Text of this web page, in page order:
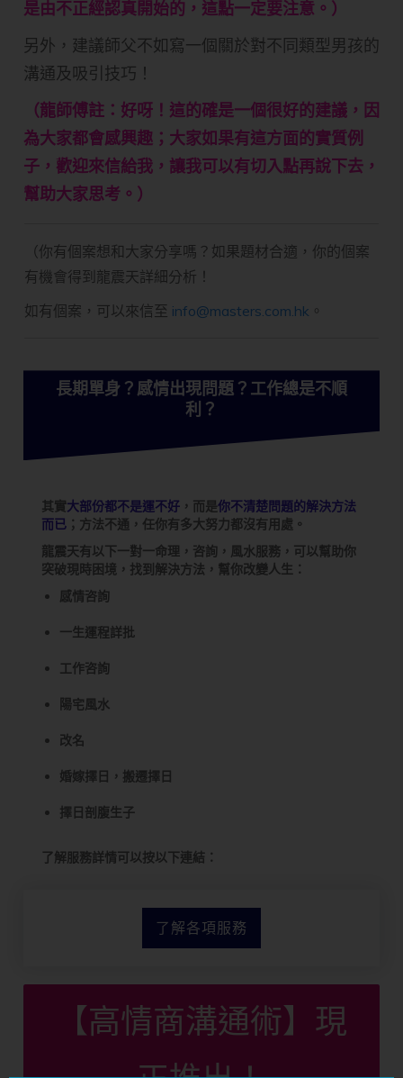
是由不正經認真開始的，這點一定要注意。）
另外，建議師父不如寫一個關於對不同類型男孩的
溝通及吸引技巧！
（龍師傅註：好呀！這的確是一個很好的建議，因
為大家都會感興趣；大家如果有這方面的實質例
子，歡迎來信給我，讓我可以有切入點再說下去，
幫助大家思考。）
（你有個案想和大家分享嗎？如果題材合適，你的個案
有機會得到龍震天詳細分析！
如有個案，可以來信至 info@masters.com.hk 。
長期單身？感情出現問題？工作總是不順
利？
其實大部份都不是運不好 ，而是你不清楚問題的解決方法
而已 ；方法不通，任你有多大努力都沒有用處。
龍震天有以下一對一命理，咨詢，風水服務，可以幫助你
突破現時困境，找到解決方法，幫你改變人生：
感情咨詢
一生運程詳批
工作咨詢
陽宅風水
改名
婚嫁擇日，搬遷擇日
擇日剖腹生子
了解服務詳情可以按以下連結：
了解各項服務
【高情商溝通術】現